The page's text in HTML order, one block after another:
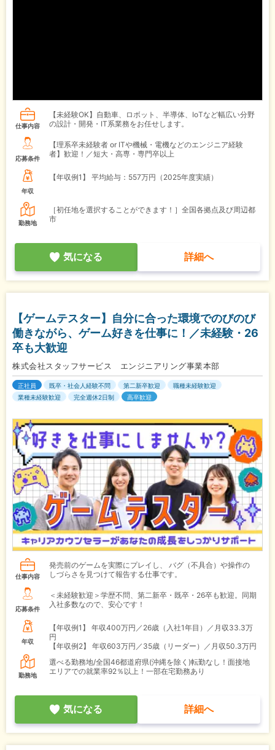
仕事内容
【未経験OK】自動車、ロボット、半導体、IoTなど幅広い分野
の設計・開発・IT系業務をお任せします。
応募条件
【理系卒未経験者 or ITや機械・電機などのエンジニア経験
者】歓迎！／短大・高専・専門卒以上
年収
【年収例1】 平均給与：557万円（2025年度実績）
勤務地
［初任地を選択することができます！］全国各拠点及び周辺都
市
気になる 詳細へ
【ゲームテスター】自分に合った環境でのびのび
働きながら、ゲーム好きを仕事に！／未経験・26
卒も大歓迎
株式会社スタッフサービス エンジニアリング事業本部
正社員 既卒・社会人経験不問 第二新卒歓迎
職種未経験歓迎
業種未経験歓迎
完全週休2日制 高卒歓迎
仕事内容
発売前のゲームを実際にプレイし、 バグ（不具合）や操作の
しづらさを見つけて報告する仕事です。
応募条件
＜未経験歓迎＞学歴不問、第二新卒・既卒・26卒も歓迎。同期
入社多数なので、安心です！
年収
【年収例1】
年収400万円／26歳（入社1年目）／月収33.3万
円
【年収例2】
年収603万円／35歳（リーダー）／月収50.3万円
勤務地
選べる勤務地/全国46都道府県(沖縄を除く)転勤なし！面接地
エリアでの就業率92％以上！一部在宅勤務あり
気になる 詳細へ